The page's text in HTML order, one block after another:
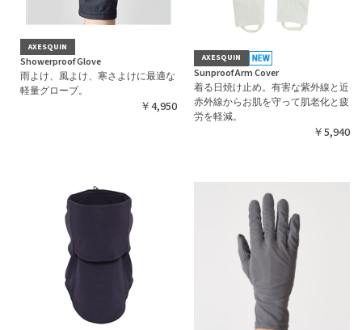
AXESQUIN
Showerproof Glove
雨よけ、風よけ、寒さよけに最適な
軽量グローブ。
￥4,950
AXESQUIN
Sunproof Arm Cover
着る日焼け止め。有害な紫外線と近
赤外線からお肌を守って肌老化と疲
労を軽減。
￥5,940